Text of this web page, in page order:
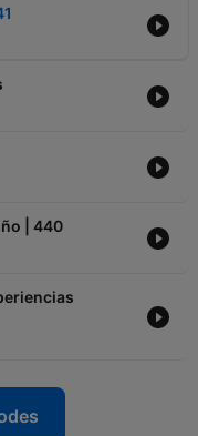
| 440